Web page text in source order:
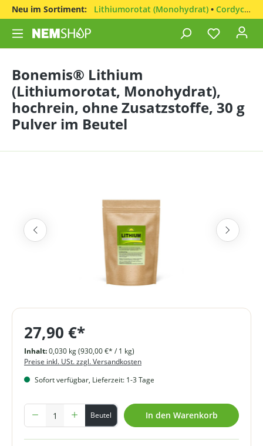
Neu im Sortiment: Lithiumorotat (Monohydrat) • Cordyceps sinensis
Bonemis® Lithium
(Lithiumorotat, Monohydrat),
hochrein, ohne Zusatzstoffe, 30 g
Pulver im Beutel
27,90 €*
Inhalt:0,030 kg(930,00 €* / 1 kg)
Preise inkl. USt. zzgl. Versandkosten
Sofort verfügbar, Lieferzeit: 1-3 Tage
Produkt Anzahl: Gib den gewünschten Wert ein oder benutze die
Beutel In den Warenkorb